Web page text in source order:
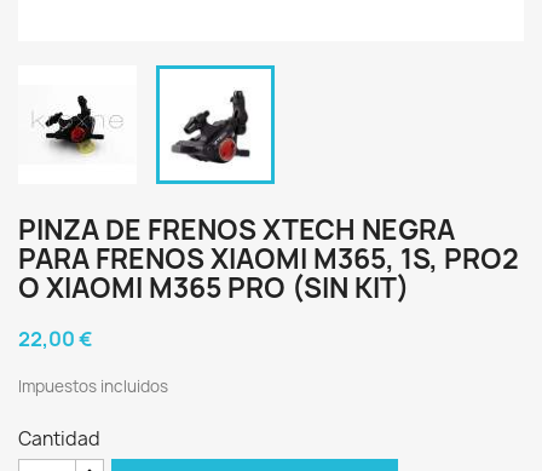
PINZA DE FRENOS XTECH NEGRA
PARA FRENOS XIAOMI M365, 1S, PRO2
O XIAOMI M365 PRO (SIN KIT)
22,00 €
Impuestos incluidos
Cantidad